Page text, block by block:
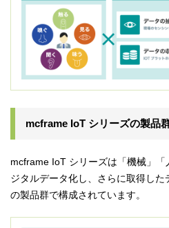
mcframe IoT シリーズの製品
mcframe IoT シリーズは「機械」
ジタルデータ化し、さらに取得し
の製品群で構成されています。